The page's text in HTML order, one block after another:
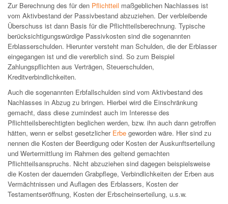
Zur Berechnung des für den Pflichtteil maßgeblichen Nachlasses ist
vom Aktivbestand der Passivbestand abzuziehen. Der verbleibende
Überschuss ist dann Basis für die Pflichtteilsberechnung. Typische
berücksichtigungswürdige Passivkosten sind die sogenannten
Erblasserschulden. Hierunter versteht man Schulden, die der Erblasser
eingegangen ist und die vererblich sind. So zum Beispiel
Zahlungspflichten aus Verträgen, Steuerschulden,
Kreditverbindlichkeiten.
Auch die sogenannten Erbfallschulden sind vom Aktivbestand des
Nachlasses in Abzug zu bringen. Hierbei wird die Einschränkung
gemacht, dass diese zumindest auch im Interesse des
Pflichtteilsberechtigten beglichen werden, bzw. ihn auch dann getroffen
hätten, wenn er selbst gesetzlicher Erbe geworden wäre. Hier sind zu
nennen die Kosten der Beerdigung oder Kosten der Auskunftserteilung
und Wertermittlung im Rahmen des geltend gemachten
Pflichtteilsanspruchs. Nicht abzuziehen sind dagegen beispielsweise
die Kosten der dauernden Grabpflege, Verbindlichkeiten der Erben aus
Vermächtnissen und Auflagen des Erblassers, Kosten der
Testamentseröffnung, Kosten der Erbscheinserteilung, u.s.w.